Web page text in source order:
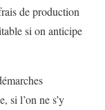
de production
si on anticipe
si l’on ne s’y